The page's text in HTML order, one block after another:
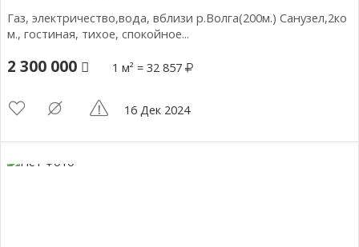
Газ, электричество,вода, вблизи р.Волга(200м.) Санузел,2ко
м., гостиная, тихое, спокойное...
2 300 000 1 м² = 32 857
16 Дек 2024